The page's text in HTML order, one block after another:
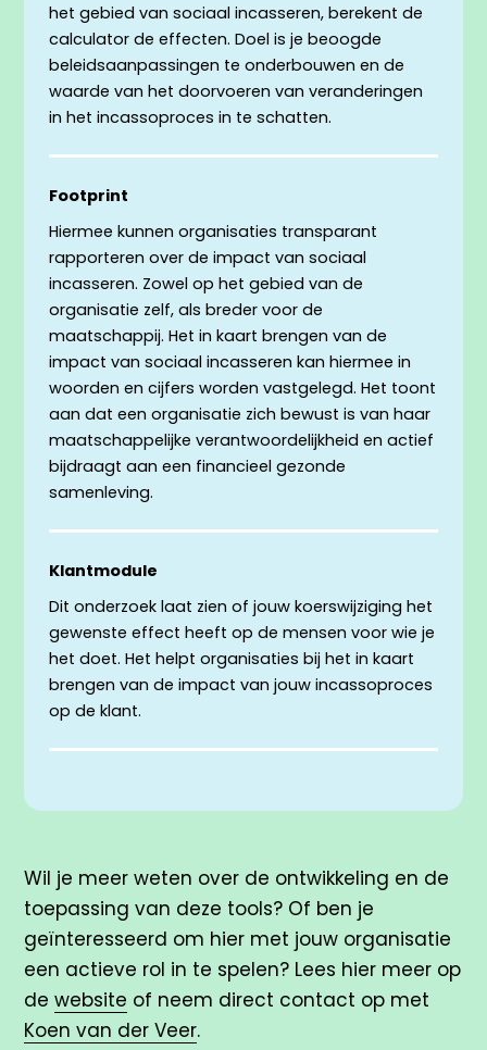
het gebied van sociaal incasseren, berekent de
calculator de effecten. Doel is je beoogde
beleidsaanpassingen te onderbouwen en de
waarde van het doorvoeren van veranderingen
in het incassoproces in te schatten.
Footprint
Hiermee kunnen organisaties transparant
rapporteren over de impact van sociaal
incasseren. Zowel op het gebied van de
organisatie zelf, als breder voor de
maatschappij. Het in kaart brengen van de
impact van sociaal incasseren kan hiermee in
woorden en cijfers worden vastgelegd. Het toont
aan dat een organisatie zich bewust is van haar
maatschappelijke verantwoordelijkheid en actief
bijdraagt aan een financieel gezonde
samenleving.
Klantmodule
Dit onderzoek laat zien of jouw koerswijziging het
gewenste effect heeft op de mensen voor wie je
het doet. Het helpt organisaties bij het in kaart
brengen van de impact van jouw incassoproces
op de klant.
Wil je meer weten over de ontwikkeling en de
toepassing van deze tools? Of ben je
geïnteresseerd om hier met jouw organisatie
een actieve rol in te spelen? Lees hier meer op
dewebsite of neem direct contact op met
Koen van der Veer.